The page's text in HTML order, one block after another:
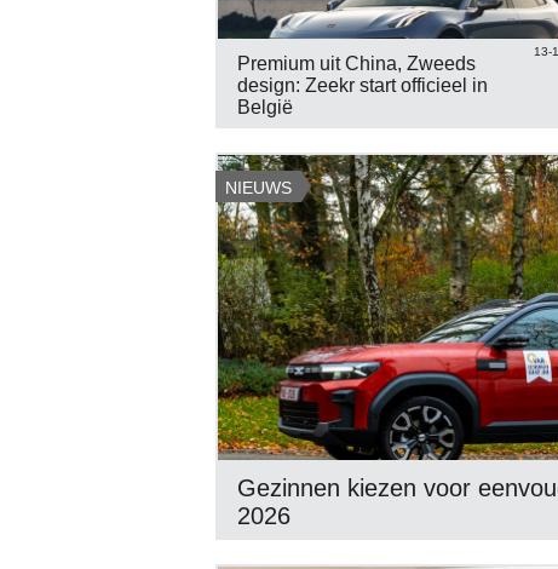
13-
Premium uit China, Zweeds
design: Zeekr start officieel in
België
NIEUWS
Gezinnen kiezen voor
2026